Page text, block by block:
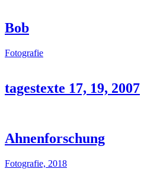
Bob
Fotografie
tagestexte 17, 19, 2007
Ahnenforschung
Fotografie, 2018